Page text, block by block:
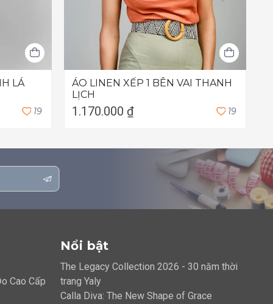
LÁ
19
ÁO LINEN XẾP 1 BÊN VAI THANH
LỊCH
1.170.000 ₫ 19
Cao Cấp
Nổi bật
The Legacy Collection 2026 - 30 năm thời
trang Yaly
Calla Diva: The New Shape of Grace